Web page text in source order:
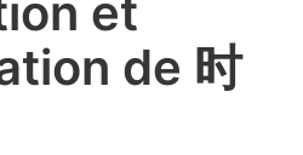
et
de 时